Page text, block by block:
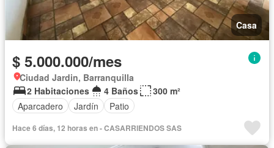
Casa
$ 5.000.000/mes
Ciudad Jardin, Barranquilla
2 Habitaciones
4 Baños
300 m²
Aparcadero
Jardín Patio
Hace 6 días, 12 horas en - CASARRIENDOS SAS